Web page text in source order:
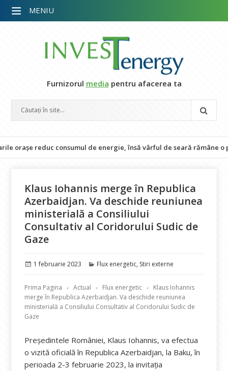
Furnizorul media pentru afacerea ta
reduc consumul de energie, însă vârful de seară rămâne o
Klaus Iohannis merge în Republica
Azerbaidjan. Va deschide reuniunea
ministerială a Consiliului
Consultativ al Coridorului Sudic de
Gaze
Publicat
1 februarie 2023 Categorii
Flux energetic, Stiri externe
Prima Pagina Actual Flux energetic
Klaus Iohannis
merge în Republica Azerbaidjan. Va deschide reuniunea
ministerială a Consiliului Consultativ al Coridorului Sudic de
Gaze
Președintele României, Klaus Iohannis, va efectua
o vizită oficială în Republica Azerbaidjan, la Baku, în
perioada 2-3 februarie 2023, la invitația
MENIU